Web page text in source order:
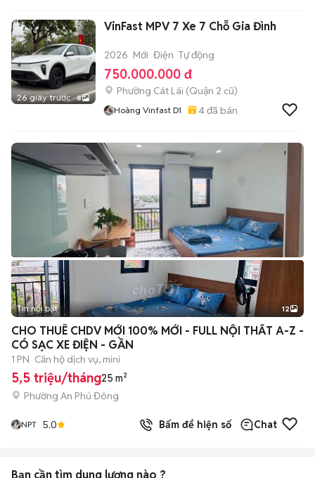
26 giây trước 8
VinFast MPV 7 Xe 7 Chỗ Gia Đình
2026 Mới Điện Tự động
750.000.000 đ
Phường Cát Lái (Quận 2 cũ)
Hoàng Vinfast D1 4đã bán
+2
Tin nổi bật 12
CHO THUÊ CHDV MỚI 100% MỚI - FULL NỘI THẤT A-Z -
CÓ SẠC XE ĐIỆN - GẦN
1 PN Căn hộ dịch vụ, mini
5,5 triệu/tháng25 m²
Phường An Phú Đông
NPT 5.0 Bấm để hiện số Chat
Bạn cần tìm dung lượng nào ?